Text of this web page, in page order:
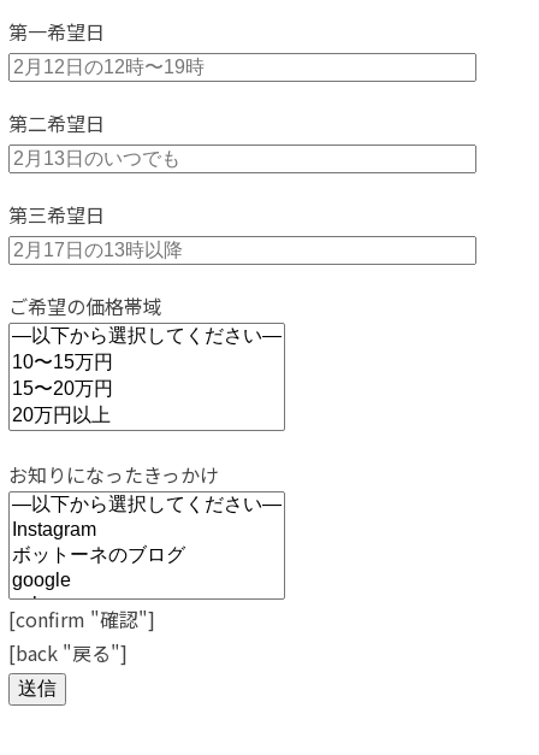
第一希望日
第二希望日
第三希望日
ご希望の価格帯域
お知りになったきっかけ
[confirm "確認"]
[back "戻る"]